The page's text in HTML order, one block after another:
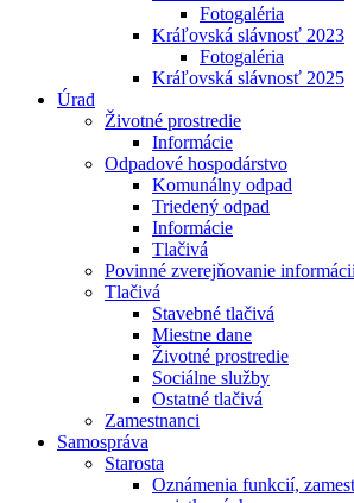
Fotogaléria
Kráľovská slávnosť 2023
Fotogaléria
Kráľovská slávnosť 2025
Úrad
Životné prostredie
Informácie
Odpadové hospodárstvo
Komunálny odpad
Triedený odpad
Informácie
Tlačivá
Povinné zverejňovanie
Tlačivá
Stavebné tlačivá
Miestne dane
Životné prostredie
Sociálne služby
Ostatné tlačivá
Zamestnanci
Samospráva
Starosta
Oznámenia funkcií,